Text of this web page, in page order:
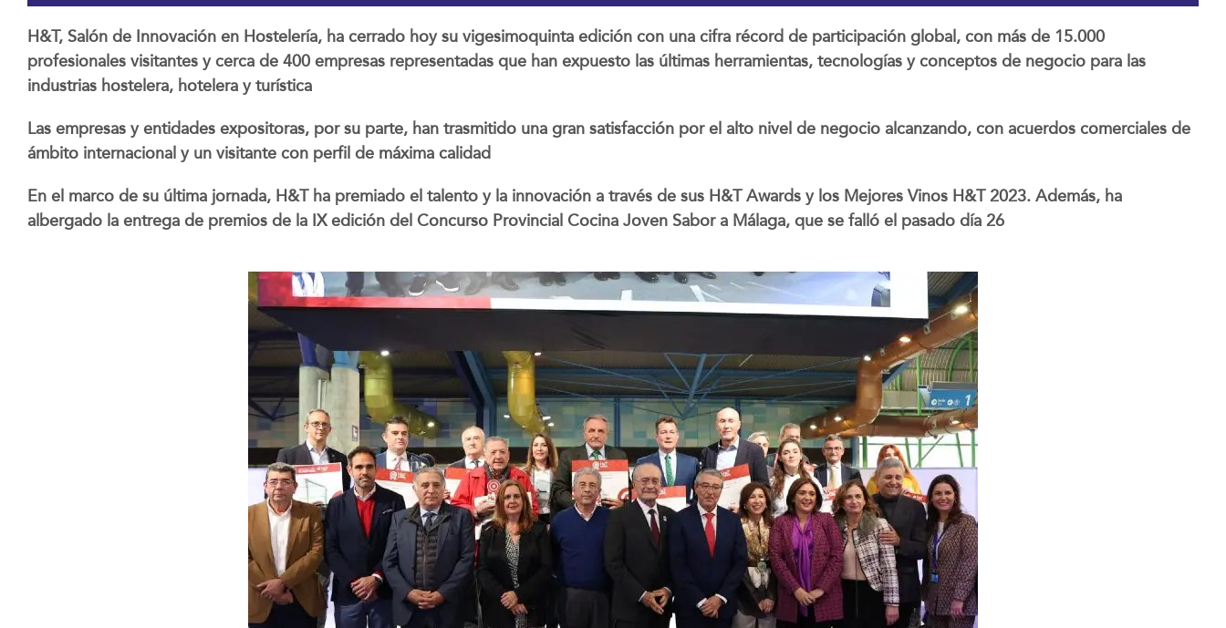
H&T, Salón de Innovación en Hostelería, ha cerrado hoy su vigesimoquinta edición con una cifra récord de participación global, con más de 15.000
profesionales visitantes y cerca de 400 empresas representadas que han expuesto las últimas herramientas, tecnologías y conceptos de negocio para las
industrias hostelera, hotelera y turística
Las empresas y entidades expositoras, por su parte, han trasmitido una gran satisfacción por el alto nivel de negocio alcanzando, con acuerdos comerciales de
ámbito internacional y un visitante con perfil de máxima calidad
En el marco de su última jornada, H&T ha premiado el talento y la innovación a través de sus H&T Awards y los Mejores Vinos H&T 2023. Además, ha
albergado la entrega de premios de la IX edición del Concurso Provincial Cocina Joven Sabor a Málaga, que se falló el pasado día 26